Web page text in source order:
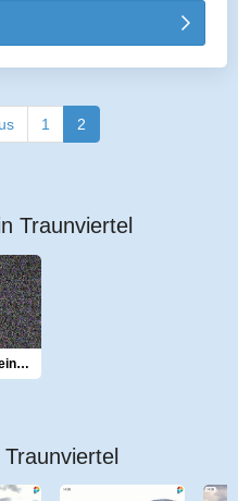
1 2
Traunviertel
Dachsteingletscher